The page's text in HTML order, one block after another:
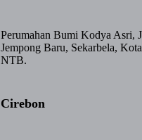
Perumahan Bumi Kodya Asri,
Jempong Baru, Sekarbela,
NTB.
Cirebon